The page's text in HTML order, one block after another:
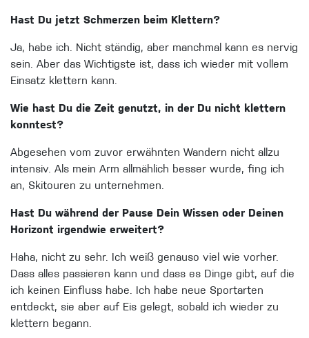
Hast Du jetzt Schmerzen beim Klettern?
Ja, habe ich. Nicht ständig, aber manchmal kann es nervig
sein. Aber das Wichtigste ist, dass ich wieder mit vollem
Einsatz klettern kann.
Wie hast Du die Zeit genutzt, in der Du nicht klettern
konntest?
Abgesehen vom zuvor erwähnten Wandern nicht allzu
intensiv. Als mein Arm allmählich besser wurde, fing ich
an, Skitouren zu unternehmen.
Hast Du während der Pause Dein Wissen oder Deinen
Horizont irgendwie erweitert?
Haha, nicht zu sehr. Ich weiß genauso viel wie vorher.
Dass alles passieren kann und dass es Dinge gibt, auf die
ich keinen Einfluss habe. Ich habe neue Sportarten
entdeckt, sie aber auf Eis gelegt, sobald ich wieder zu
klettern begann.